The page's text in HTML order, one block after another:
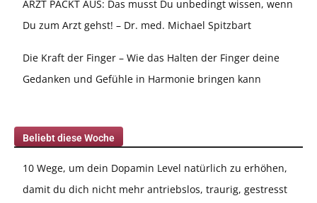
ARZT PACKT AUS: Das musst Du unbedingt wissen, wenn
Du zum Arzt gehst! – Dr. med. Michael Spitzbart
Die Kraft der Finger – Wie das Halten der Finger deine
Gedanken und Gefühle in Harmonie bringen kann
Beliebt diese Woche
10 Wege, um dein Dopamin Level natürlich zu erhöhen,
damit du dich nicht mehr antriebslos, traurig, gestresst